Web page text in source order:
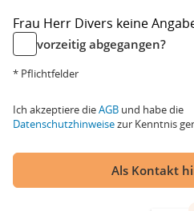
Frau Herr Divers keine
vorzeitig abgegangen?
* Pflichtfelder
Ich akzeptiere dieAGB und habe die
Datenschutzhinweisezur Kenntnis
Als Kontakt